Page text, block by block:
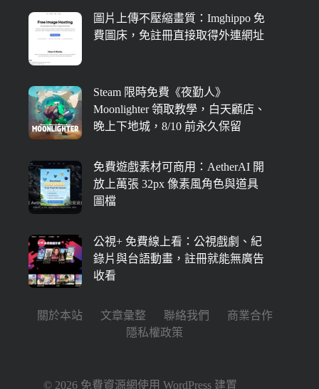
圖片上傳不壓縮畫質：Imghippo 免
費圖床，免註冊直接取得外連網址
Steam 限時免費《夜勤人》
Moonlighter 領取教學，白天顧店、
晚上下地城，8/10 前永久保留
免費遊戲素材可商用：AetherAI 開
放上萬張 32px 像素風角色與道具
圖檔
公視+ 免費線上看：公視戲劇、紀
錄片與台語動畫，註冊就能無廣告
收看
關於本站 文章彙整 聯絡我們
商業合作
隱私權政策
© 2026 免費資源網使用WordPress 建置